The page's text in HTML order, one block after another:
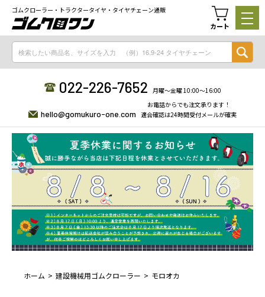
ゴムクローラー・トラクタータイヤ・タイヤチェーン通販
カート
022-226-7652 月曜〜金曜 10:00〜16:00
hello@gomukuro-one.com
お電話からでも注文承ります！
適合確認は24時間受付メールが確実
ホーム 建設機械用ゴムクローラー モロオカ